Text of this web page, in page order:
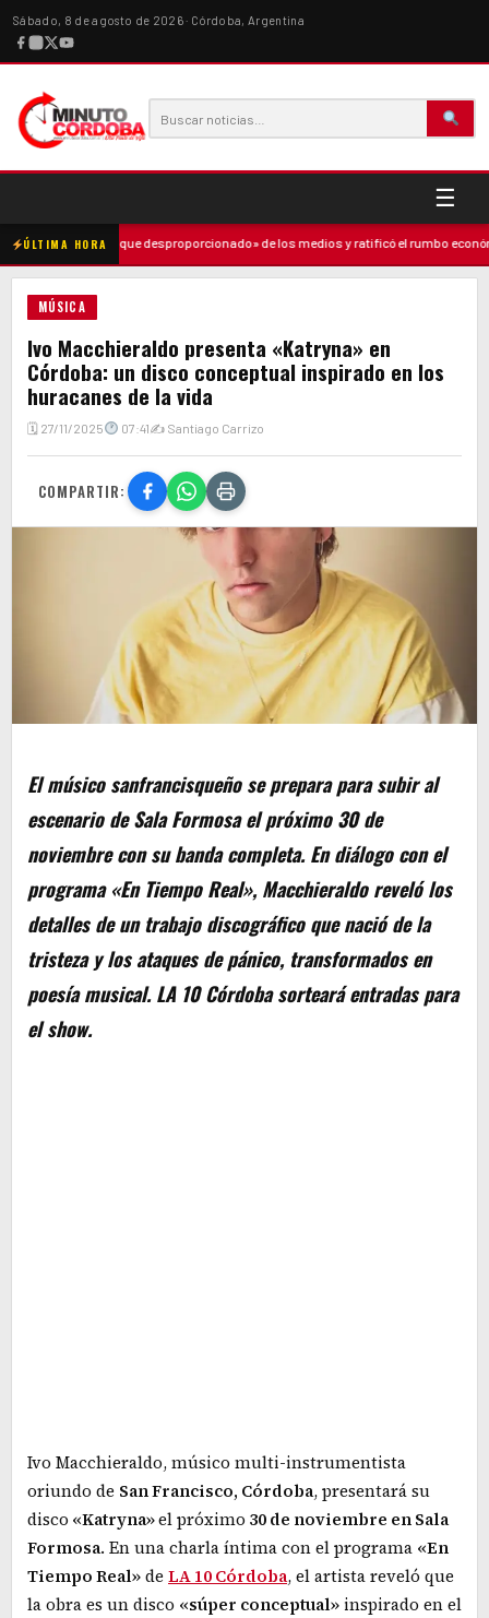
Sábado, 8 de agosto de 2026 · Córdoba, Argentina
☰
ÚLTIMA HORA
un «ataque desproporcionado» de los medios y ratificó el rumbo económico
MÚSICA
Ivo Macchieraldo presenta «Katryna» en
Córdoba: un disco conceptual inspirado en los
huracanes de la vida
🗓 27/11/2025 07:41✍ Santiago Carrizo
COMPARTIR:
El músico sanfrancisqueño se prepara para subir al
escenario de Sala Formosa el próximo 30 de
noviembre con su banda completa. En diálogo con el
programa «En Tiempo Real», Macchieraldo reveló los
detalles de un trabajo discográfico que nació de la
tristeza y los ataques de pánico, transformados en
poesía musical. LA 10 Córdoba sorteará entradas para
el show.
Ivo Macchieraldo, músico multi-instrumentista
oriundo de San Francisco, Córdoba, presentará su
disco «Katryna»el próximo 30 de noviembre en Sala
Formosa. En una charla íntima con el programa «En
Tiempo Real»de LA 10 Córdoba, el artista reveló que
la obra es un disco «súper conceptual»inspirado en el